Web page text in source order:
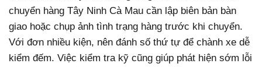
chuyển hàng Tây Ninh Cà Mau cần lập biên bản bàn
giao hoặc chụp ảnh tình trạng hàng trước khi chuyển.
Với đơn nhiều kiện, nên đánh số thứ tự để chành xe dễ
kiểm đếm. Việc kiểm tra kỹ cũng giúp phát hiện sớm lỗi